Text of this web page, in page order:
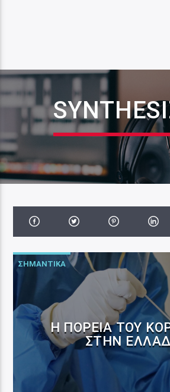
ΣΗΜΑΝΤΙΚΑ
Η ΠΟΡΕΊΑ ΤΟΥ
ΣΤΗΝ